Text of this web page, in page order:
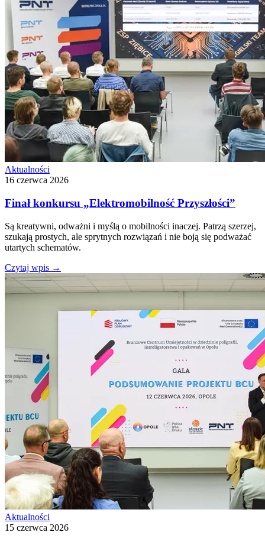
Aktualności
16 czerwca 2026
Finał konkursu „Elektromobilność Przyszłości”
Są kreatywni, odważni i myślą o mobilności inaczej. Patrzą szerzej,
szukają prostych, ale sprytnych rozwiązań i nie boją się podważać
utartych schematów.
Czytaj wpis →
Aktualności
15 czerwca 2026